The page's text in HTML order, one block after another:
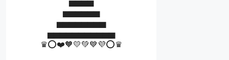
▅▅▅▅▅▅
▅▅▅▅▅▅▅▅
▅▅▅▅▅▅▅▅▅▅▅
♛⭕❤️🧡💛💚💙💜⭕♛